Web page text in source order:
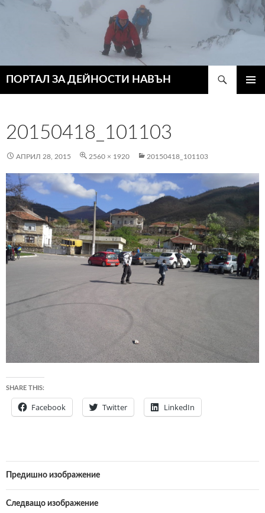
ПОРТАЛ ЗА ДЕЙНОСТИ НАВЪН
20150418_101103
АПРИЛ 28, 2015 2560 × 1920 20150418_101103
SHARE THIS:
Facebook Twitter LinkedIn
Предишно изображение
Следващо изображение